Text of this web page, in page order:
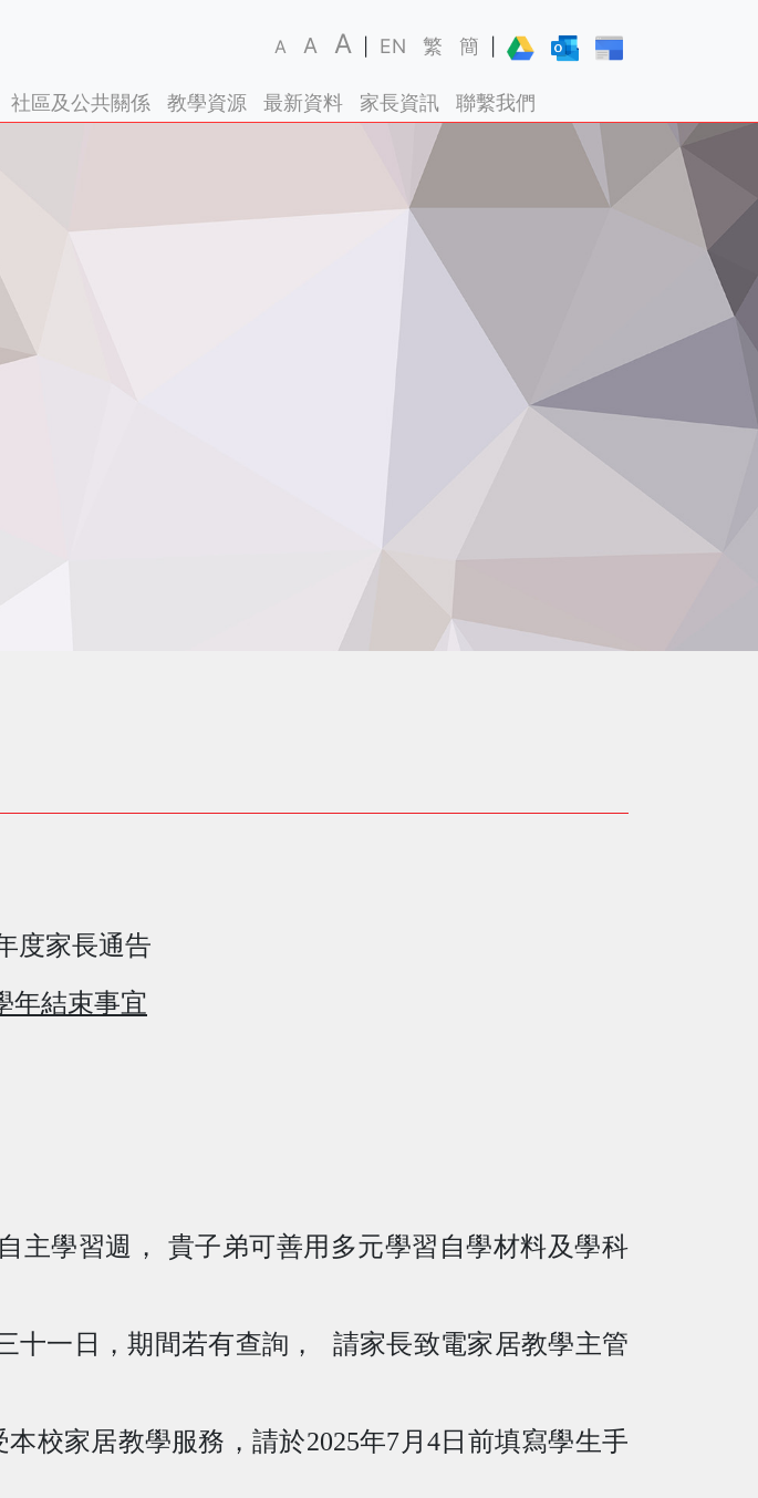
A A A EN 繁 簡
社區及公共關係 教學資源 最新資料 家長資訊 聯繫我們
度家長通告
年結束事宜
主學習週，
貴子弟可善用多元學習自學材料及學科
一日，期間若有查詢，
請家長致電家居教學主管
本校家居教學服務，請於2025年7月 4日前填寫學生手